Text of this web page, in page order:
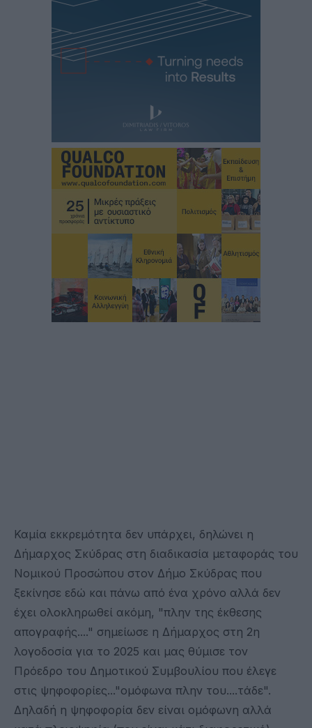
Καμία εκκρεμότητα δεν υπάρχει, δηλώνει η
Δήμαρχος Σκύδρας στη διαδικασία μεταφοράς του
Νομικού Προσώπου στον Δήμο Σκύδρας που
ξεκίνησε εδώ και πάνω από ένα χρόνο αλλά δεν
έχει ολοκληρωθεί ακόμη, "πλην της έκθεσης
απογραφής...." σημείωσε η Δήμαρχος στη 2η
λογοδοσία για το 2025 και μας θύμισε τον
Πρόεδρο του Δημοτικού Συμβουλίου που έλεγε
στις ψηφοφορίες..."ομόφωνα πλην του....τάδε".
Δηλαδή η ψηφοφορία δεν είναι ομόφωνη αλλά